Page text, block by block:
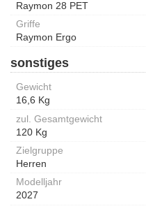
Raymon 28 PET
Griffe
Raymon Ergo
sonstiges
Gewicht
16,6 Kg
zul. Gesamtgewicht
120 Kg
Zielgruppe
Herren
Modelljahr
2027